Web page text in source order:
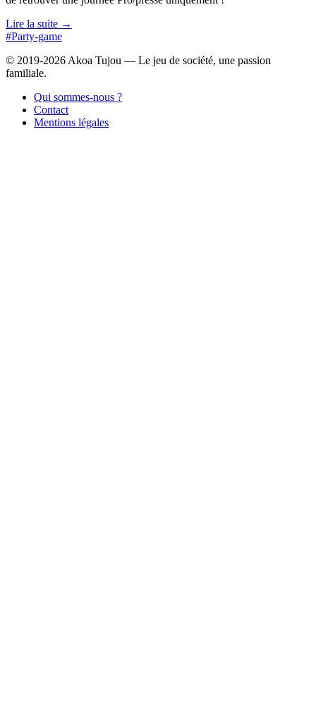
Lire la suite →
#Party-game
© 2019-2026 Akoa Tujou — Le jeu de société, une passion
familiale.
Qui sommes-nous ?
Contact
Mentions légales